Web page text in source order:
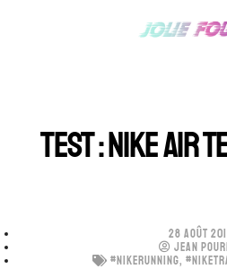
TEST : NIKE AIR
28 AOÛT
JEAN
#NIKERUNNING,